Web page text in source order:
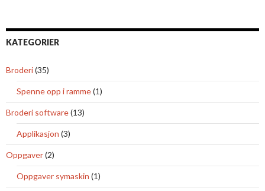
KATEGORIER
Broderi(35)
Spenne opp i ramme(1)
Broderi software(13)
Applikasjon (3)
Oppgaver(2)
Oppgaver symaskin (1)